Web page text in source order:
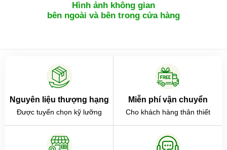
Hình ảnh không gian
bên ngoài và bên trong cửa hàng
Nguyên liệu thượng hạng
Được tuyển chọn kỹ lưỡng
Miễn phí vận chuyển
Cho khách hàng thân thiết